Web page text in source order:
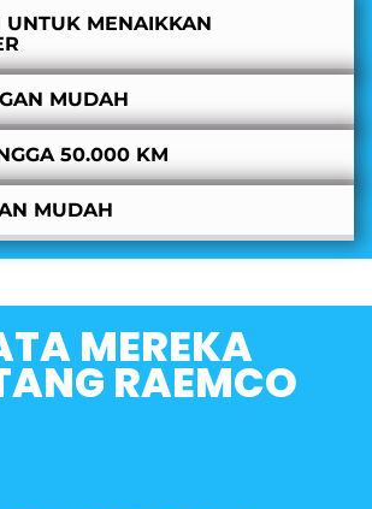
UNTUK MENAIKKAN
MUDAH
50.000 KM
MUDAH
MEREKA
RAEMCO